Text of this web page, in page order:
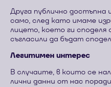
Друга публично достъпна
само, след като имаме
лицето, което ги споделя
съгласили да бъдат
Легитимен интерес
В случаите, в които се
лични данни от нас